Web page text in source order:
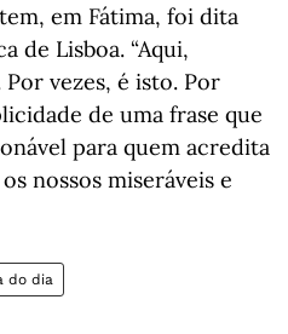
em Fátima, foi dita
de Lisboa. “Aqui,
vezes, é isto. Por
de uma frase que
para quem acredita
nossos miseráveis e
do dia